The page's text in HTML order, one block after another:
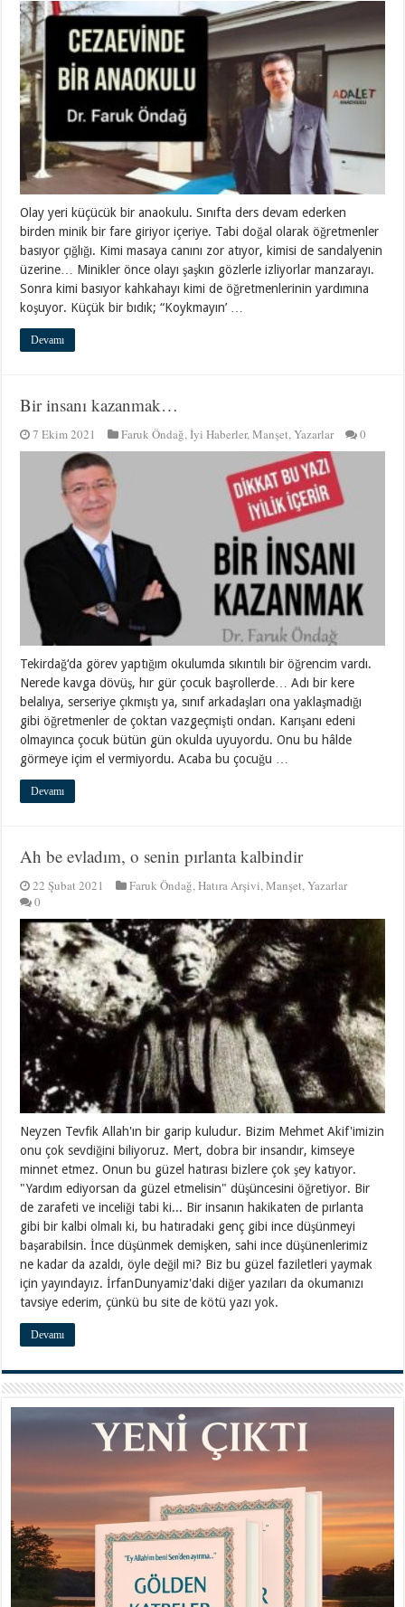
Olay yeri küçücük bir anaokulu. Sınıfta ders devam ederken
birden minik bir fare giriyor içeriye. Tabi doğal olarak öğretmenler
basıyor çığlığı. Kimi masaya canını zor atıyor, kimisi de sandalyenin
üzerine… Minikler önce olayı şaşkın gözlerle izliyorlar manzarayı.
Sonra kimi basıyor kahkahayı kimi de öğretmenlerinin yardımına
koşuyor. Küçük bir bıdık; “Koykmayın’ …
Devamı
Bir insanı kazanmak…
7 Ekim 2021 Faruk Öndağ,İyi Haberler,Manşet,Yazarlar 0
Tekirdağ‘da görev yaptığım okulumda sıkıntılı bir öğrencim vardı.
Nerede kavga dövüş, hır gür çocuk başrollerde… Adı bir kere
belalıya, serseriye çıkmıştı ya, sınıf arkadaşları ona yaklaşmadığı
gibi öğretmenler de çoktan vazgeçmişti ondan. Karışanı edeni
olmayınca çocuk bütün gün okulda uyuyordu. Onu bu hâlde
görmeye içim el vermiyordu. Acaba bu çocuğu …
Devamı
Ah be evladım, o senin pırlanta kalbindir
22 Şubat 2021 Faruk Öndağ,Hatıra Arşivi,Manşet,Yazarlar
0
Neyzen Tevfik Allah'ın bir garip kuludur. Bizim Mehmet Akif'imizin
onu çok sevdiğini biliyoruz. Mert, dobra bir insandır, kimseye
minnet etmez. Onun bu güzel hatırası bizlere çok şey katıyor.
"Yardım ediyorsan da güzel etmelisin" düşüncesini öğretiyor. Bir
de zarafeti ve inceliği tabi ki... Bir insanın hakikaten de pırlanta
gibi bir kalbi olmalı ki, bu hatıradaki genç gibi ince düşünmeyi
başarabilsin. İnce düşünmek demişken, sahi ince düşünenlerimiz
ne kadar da azaldı, öyle değil mi? Biz bu güzel faziletleri yaymak
için yayındayız. İrfanDunyamiz'daki diğer yazıları da okumanızı
tavsiye ederim, çünkü bu site de kötü yazı yok.
Devamı